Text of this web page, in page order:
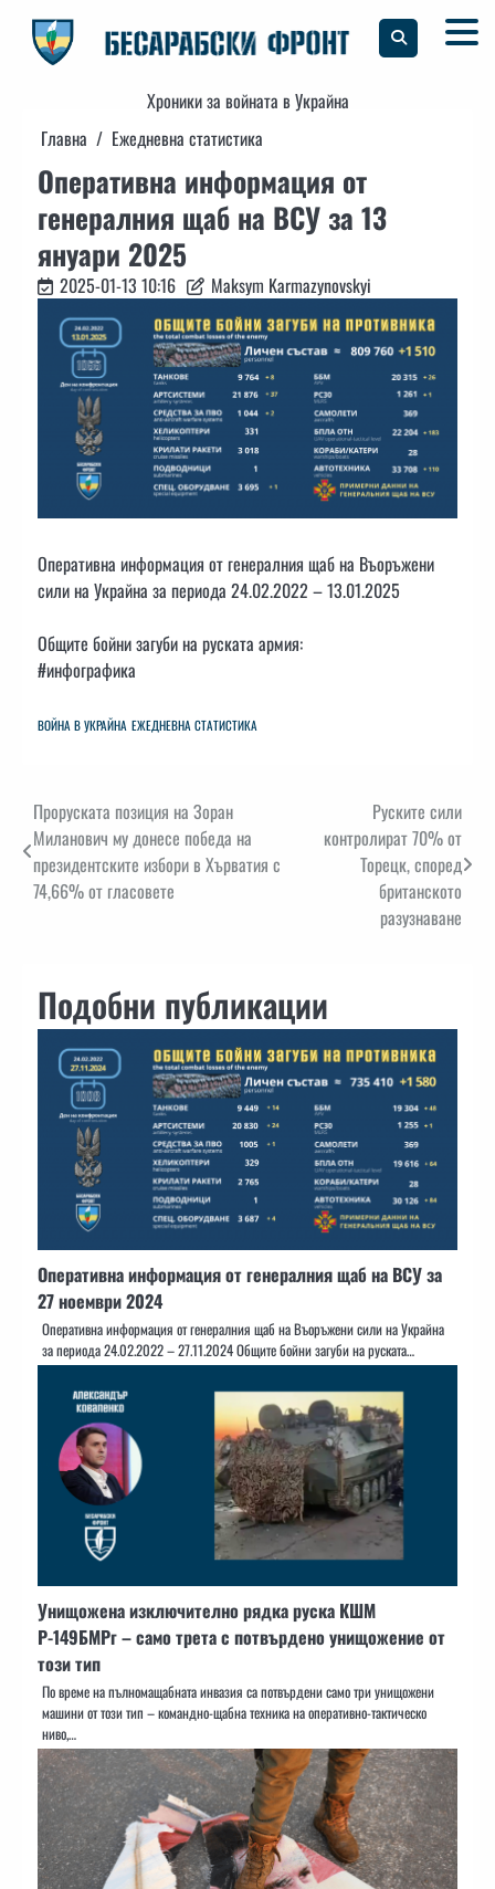
content
Хроники за войната в Украйна
Главна
Ежедневна статистика
Оперативна информация от
генералния щаб на ВСУ за 13
януари 2025
2025-01-13 10:16 Maksym Karmazynovskyi
Оперативна информация от генералния щаб на Въоръжени
сили на Украйна за периода 24.02.2022 – 13.01.2025
Общите бойни загуби на руската армия:
#инфографика
ВОЙНА В УКРАЙНА ЕЖЕДНЕВНА СТАТИСТИКА
Навигация
Проруската позиция на Зоран
Миланович му донесе победа на
президентските избори в Хърватия с
74,66% от гласовете
Руските сили
контролират 70% от
Торецк, според
британското
разузнаване
Подобни публикации
Оперативна информация от генералния щаб на ВСУ за
27 ноември 2024
Оперативна информация от генералния щаб на Въоръжени сили на Украйна
за периода 24.02.2022 – 27.11.2024 Общите бойни загуби на руската…
Унищожена изключително рядка руска КШМ
Р-149БМРг – само трета с потвърдено унищожение от
този тип
По време на пълномащабната инвазия са потвърдени само три унищожени
машини от този тип – командно-щабна техника на оперативно-тактическо
ниво,…